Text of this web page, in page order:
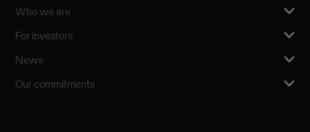
Who we are
For investors
News
Our commitments